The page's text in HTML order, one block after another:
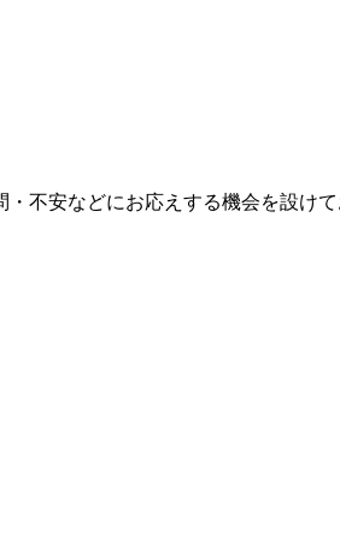
不安などにお応えする機会を設け